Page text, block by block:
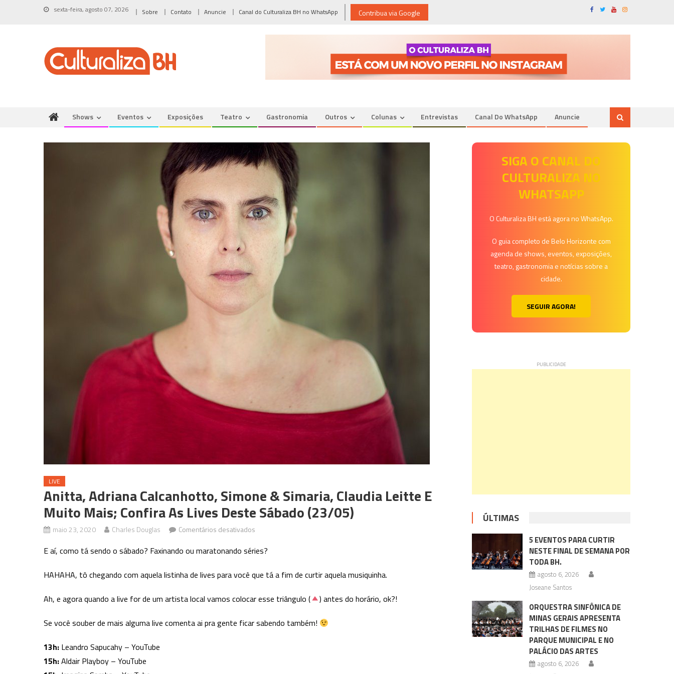
sexta-feira, agosto 07, 2026 Sobre Contato Anuncie Canal do Culturaliza BH no WhatsApp Contribua via Google
Shows Eventos Exposições Teatro Gastronomia Outros Colunas Entrevistas Canal Do WhatsApp Anuncie
LIVE
Anitta, Adriana Calcanhotto, Simone & Simaria, Claudia Leitte E
Muito Mais; Confira As Lives Deste Sábado (23/05)
maio 23, 2020 Charles Douglas Comentários desativados
Adriana
Simone
Simaria,
Leitte
E aí, como tá sendo o sábado? Faxinando ou maratonando séries?
HAHAHA, tô chegando com aquela listinha de lives para você que tá a fim de curtir aquela musiquinha.
Ah, e agora quando a live for de um artista local vamos colocar esse triângulo (
) antes do horário, ok?!
Se você souber de mais alguma live comenta ai pra gente ficar sabendo também!
13h: Leandro Sapucahy – YouTube
15h:Aldair Playboy – YouTube
SIGA O CANAL DO
CULTURALIZA NO
WHATSAPP
O Culturaliza BH está agora no WhatsApp.
O guia completo de Belo Horizonte com
agenda de shows, eventos, exposições,
teatro, gastronomia e notícias sobre a
cidade.
SEGUIR AGORA!
ÚLTIMAS
5 EVENTOS PARA CURTIR
NESTE FINAL DE SEMANA POR
TODA BH.
agosto 6, 2026
Joseane Santos
ORQUESTRA SINFÔNICA DE
MINAS GERAIS APRESENTA
TRILHAS DE FILMES NO
PARQUE MUNICIPAL E NO
PALÁCIO DAS ARTES
agosto 6, 2026